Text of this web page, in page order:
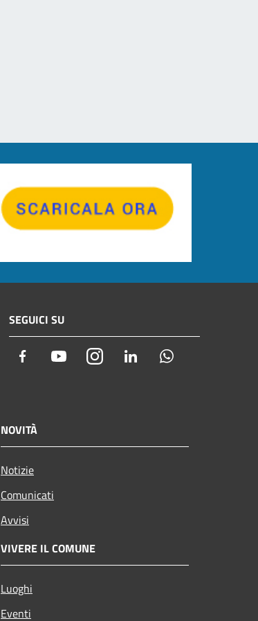
SEGUICI SU
Facebook YoutubeInstagramLinkedIn
NOVITÀ
Notizie
Comunicati
Avvisi
VIVERE IL COMUNE
Luoghi
Eventi